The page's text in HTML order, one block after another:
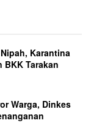
Karantina
Tarakan
Warga, Dinkes